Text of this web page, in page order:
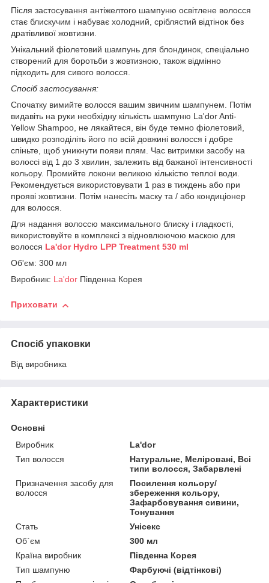
Після застосування антіжелтого шампуню освітлене волосся
стає блискучим і набуває холодний, сріблястий відтінок без
дратівливої жовтизни.
Унікальний фіолетовий шампунь для блондинок, спеціально
створений для боротьби з жовтизною, також відмінно
підходить для сивого волосся.
Спосіб застосування:
Спочатку вимийте волосся вашим звичним шампунем. Потім
видавіть на руки необхідну кількість шампуню La'dor Anti-
Yellow Shampoo, не лякайтеся, він буде темно фіолетовий,
швидко розподіліть його по всій довжині волосся і добре
спіньте, щоб уникнути появи плям. Час витримки засобу на
волоссі від 1 до 3 хвилин, залежить від бажаної інтенсивності
кольору. Промийте локони великою кількістю теплої води.
Рекомендується використовувати 1 раз в тиждень або при
прояві жовтизни. Потім нанесіть маску та / або кондиціонер
для волосся.
Для надання волоссю максимального блиску і гладкості,
використовуйте в комплексі з відновлюючою маскою для
волосся La'dor Hydro LPP Treatment 530 ml
Об'єм: 300 мл
Виробник: La'dor Південна Корея
Приховати
Спосіб упаковки
Від виробника
Характеристики
Основні
Виробник
La'dor
Тип волосся
Натуральне, Меліровані, Всі
типи волосся, Забарвлені
Призначення засобу для
волосся
Посилення кольору/
збереження кольору,
Зафарбовування сивини,
Тонування
Стать
Унісекс
Об`єм
300 мл
Країна виробник
Південна Корея
Тип шампуню
Фарбуючі (відтінкові)